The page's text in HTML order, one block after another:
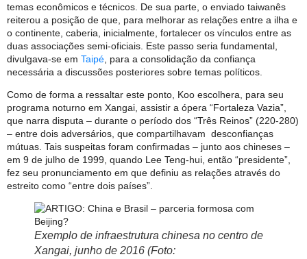
temas econômicos e técnicos. De sua parte, o enviado taiwanês
reiterou a posição de que, para melhorar as relações entre a ilha e
o continente, caberia, inicialmente, fortalecer os vínculos entre as
duas associações semi-oficiais. Este passo seria fundamental,
divulgava-se em Taipé , para a consolidação da confiança
necessária a discussões posteriores sobre temas políticos.
Como de forma a ressaltar este ponto, Koo escolhera, para seu
programa noturno em Xangai, assistir a ópera “Fortaleza Vazia”,
que narra disputa – durante o período dos “Três Reinos” (220-280)
– entre dois adversários, que compartilhavam desconfianças
mútuas. Tais suspeitas foram confirmadas – junto aos chineses –
em 9 de julho de 1999, quando Lee Teng-hui, então “presidente”,
fez seu pronunciamento em que definiu as relações através do
estreito como “entre dois países”.
Exemplo de infraestrutura chinesa no centro de
Xangai, junho de 2016 (Foto: